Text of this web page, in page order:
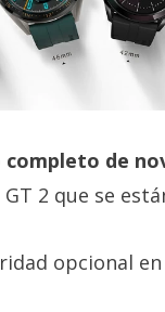
de
2 que se
opcional